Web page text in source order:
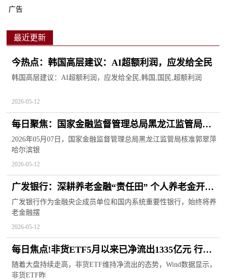
广告
最近更新
今热点：韩国高层建议：AI超额利润，应发给全民
韩国高层建议：AI超额利润，应发给全民,韩国,国民,超额利润
2026-05-12
每日聚焦：国家金融监督管理总局黑龙江监管局核
准郭翠萍哈尔滨银行股份有限公司哈尔滨分行副行
长任职资格
2026年05月07日，国家金融监督管理总局黑龙江监管局核准郭翠萍
哈尔滨银
2026-05-12
广发银行：深耕养老金融“责任田” 个人养老金开户
数346万_热头条
广发银行作为金融央企成员单位和国内系统重要性银行，始终将养
老金融摆
2026-05-12
每日焦点!非货ETF5月以来已净流出1335亿元 行业
ETF吸金
随着大盘持续走高，非货ETF维持净流出的态势，Wind数据显示，
非货ETF昨